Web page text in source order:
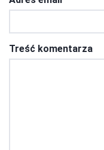
Treść komentarza